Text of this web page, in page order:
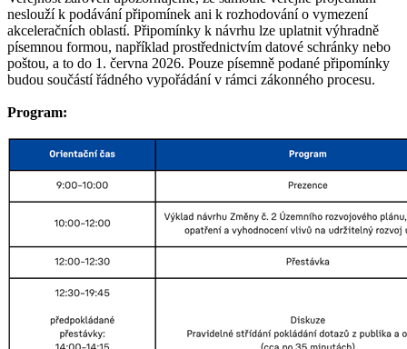
neslouží k podávání připomínek ani k rozhodování o vymezení
akceleračních oblastí. Připomínky k návrhu lze uplatnit výhradně
písemnou formou, například prostřednictvím datové schránky nebo
poštou, a to do 1. června 2026. Pouze písemně podané připomínky
budou součástí řádného vypořádání v rámci zákonného procesu.
Program: